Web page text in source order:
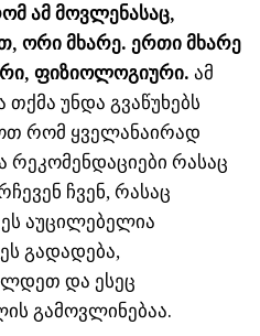
ამ მოვლენასაც,
ორი მხარე. ერთი მხარე
ფიზიოლოგიური. ამ
უნდა გვაწუხებს
რომ ყველანაირად
რეკომენდაციები რასაც
ჩვენ, რასაც
აუცილებელია
გადადება,
და ესეც
გამოვლინებაა.